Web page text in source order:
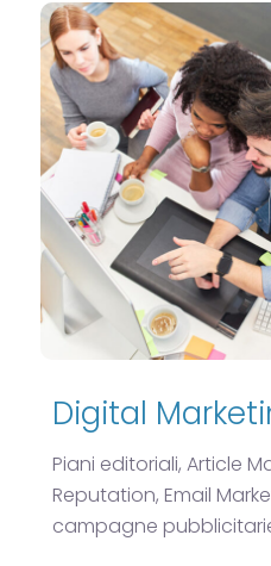
Digital
Piani editoriali, Article
Reputation, Email
campagne